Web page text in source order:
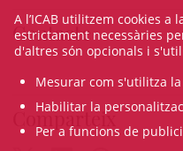
Contacte
Comparteix
A l’ICAB utilitzem cookies a
estrictament necessàries
d'altres són opcionals i
Mesurar com s'utilitza
Habilitar la
Per a funcions de